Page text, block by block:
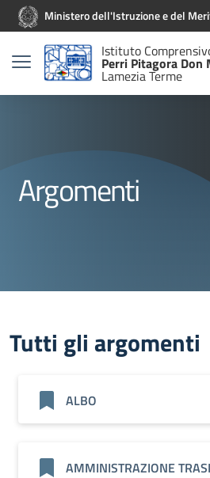
Vai ai contenuti
Vai al menu di navigazione
Vai al footerMinistero dell'Istruzione e del
Istituto
Perri Pitagora Don
Lamezia Terme
Argomenti
Tutti gli argomenti
ALBO
AMMINISTRAZIONE